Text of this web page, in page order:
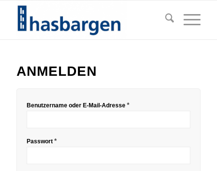
ANMELDEN
Benutzername oder E-Mail-Adresse *
Passwort *